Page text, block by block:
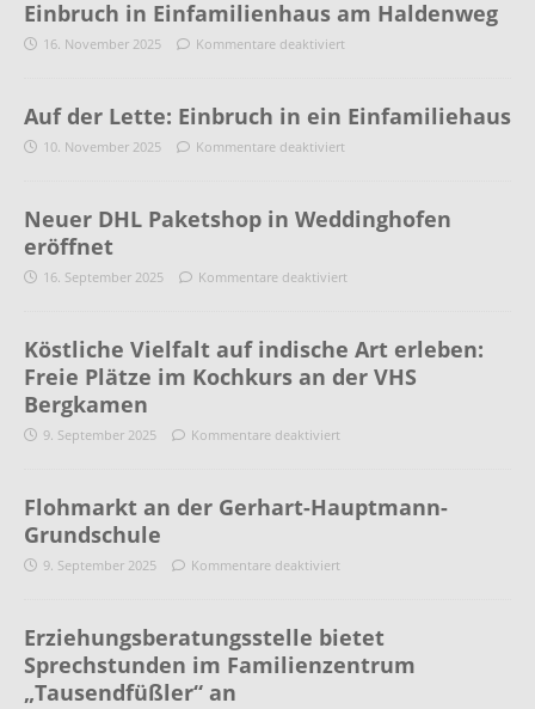
Einbruch in Einfamilienhaus am Haldenweg
16. November 2025 Kommentare deaktiviert
Auf der Lette: Einbruch in ein Einfamiliehaus
10. November 2025 Kommentare deaktiviert
Neuer DHL Paketshop in Weddinghofen
eröffnet
16. September 2025 Kommentare deaktiviert
Köstliche Vielfalt auf indische Art erleben:
Freie Plätze im Kochkurs an der VHS
Bergkamen
9. September 2025 Kommentare deaktiviert
Flohmarkt an der Gerhart-Hauptmann-
Grundschule
9. September 2025 Kommentare deaktiviert
Erziehungsberatungsstelle bietet
Sprechstunden im Familienzentrum
„Tausendfüßler“ an